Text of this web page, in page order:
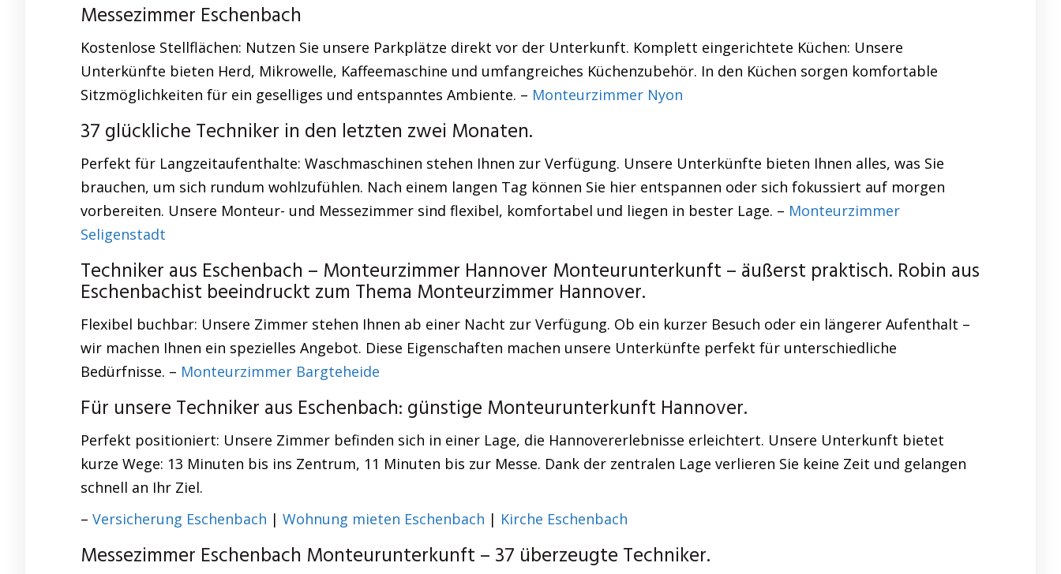
Messezimmer Eschenbach
Kostenlose Stellflächen: Nutzen Sie unsere Parkplätze direkt vor der Unterkunft. Komplett eingerichtete Küchen: Unsere
Unterkünfte bieten Herd, Mikrowelle, Kaffeemaschine und umfangreiches Küchenzubehör. In den Küchen sorgen komfortable
Sitzmöglichkeiten für ein geselliges und entspanntes Ambiente. – Monteurzimmer Nyon
37 glückliche Techniker in den letzten zwei Monaten.
Perfekt für Langzeitaufenthalte: Waschmaschinen stehen Ihnen zur Verfügung. Unsere Unterkünfte bieten Ihnen alles, was Sie
brauchen, um sich rundum wohlzufühlen. Nach einem langen Tag können Sie hier entspannen oder sich fokussiert auf morgen
vorbereiten. Unsere Monteur- und Messezimmer sind flexibel, komfortabel und liegen in bester Lage. – Monteurzimmer
Seligenstadt
Techniker aus Eschenbach – Monteurzimmer Hannover Monteurunterkunft – äußerst praktisch. Robin aus
Eschenbachist beeindruckt zum Thema Monteurzimmer Hannover.
Flexibel buchbar: Unsere Zimmer stehen Ihnen ab einer Nacht zur Verfügung. Ob ein kurzer Besuch oder ein längerer Aufenthalt –
wir machen Ihnen ein spezielles Angebot. Diese Eigenschaften machen unsere Unterkünfte perfekt für unterschiedliche
Bedürfnisse. – Monteurzimmer Bargteheide
Für unsere Techniker aus Eschenbach: günstige Monteurunterkunft Hannover.
Perfekt positioniert: Unsere Zimmer befinden sich in einer Lage, die Hannovererlebnisse erleichtert. Unsere Unterkunft bietet
kurze Wege: 13 Minuten bis ins Zentrum, 11 Minuten bis zur Messe. Dank der zentralen Lage verlieren Sie keine Zeit und gelangen
schnell an Ihr Ziel.
– Versicherung Eschenbach | Wohnung mieten Eschenbach | Kirche Eschenbach
Messezimmer Eschenbach Monteurunterkunft – 37 überzeugte Techniker.